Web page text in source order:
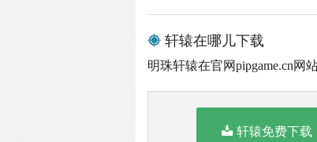
轩辕在哪儿下载
明珠轩辕在官网pipgame.cn网
轩辕免费下载